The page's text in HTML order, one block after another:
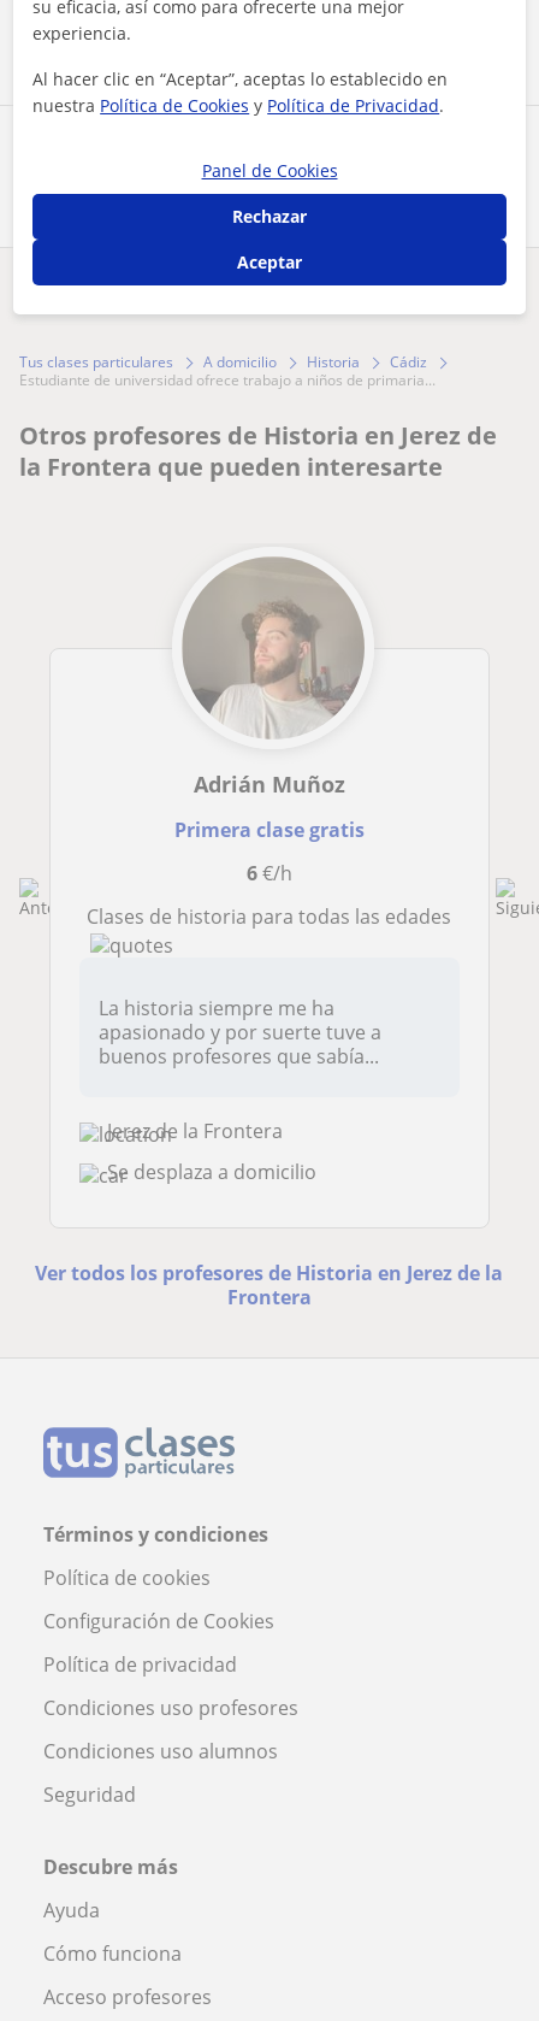
Contactar ahora
Tus clases particulares A domicilio Historia
Cádiz
estudiante de universidad ofrece trabajo a niños de primaria...
Otros profesores de Historia en Jerez de
la Frontera que pueden interesarte
Adrián Muñoz
Primera clase gratis
6€/h
Clases de historia para todas las edades
La historia siempre me ha
apasionado y por suerte tuve a
buenos profesores que sabía...
Jerez de la Frontera
Se desplaza a domicilio
Ver todos los profesores de Historia en Jerez de la
Frontera
Términos y condiciones
Política de cookies
Configuración de Cookies
Política de privacidad
Condiciones uso profesores
Condiciones uso alumnos
Seguridad
Descubre más
Ayuda
Cómo funciona
Acceso profesores
su eficacia, así como para ofrecerte una mejor
experiencia.
Al hacer clic en “Aceptar”, aceptas lo establecido en
nuestra Política de Cookies y Política de Privacidad.
Panel de Cookies
Rechazar
Aceptar